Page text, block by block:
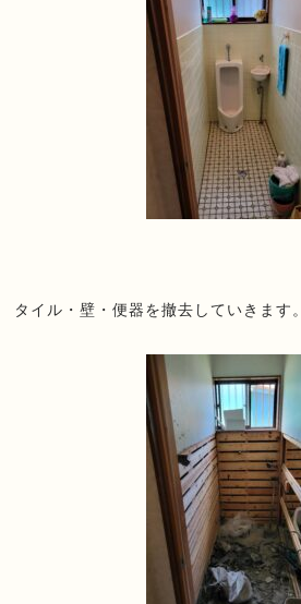
タイル・壁・便器を撤去していきます。